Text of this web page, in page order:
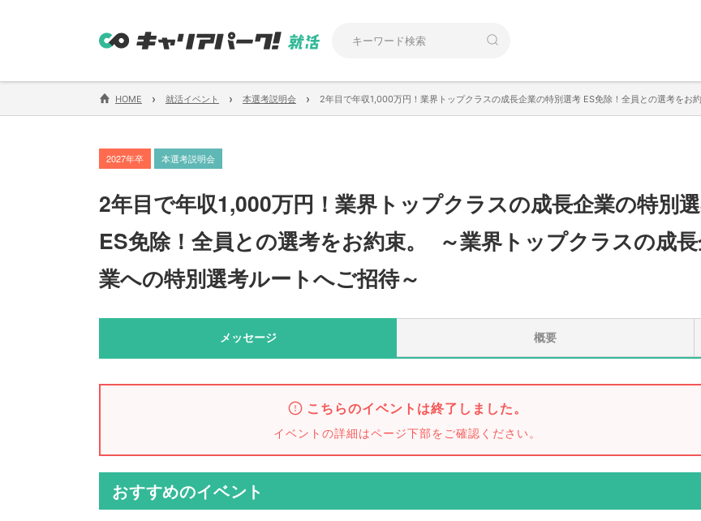
HOME › 就活イベント › 本選考説明会 › 2年目で年収1,000万円！業界トップクラスの成長企業の特別選考 ES免除！全員との選考をお
2027年卒 本選考説明会
2年目で年収1,000万円！業界トップクラスの成長企業の特別
ES免除！全員との選考をお約束。
～業界トップクラスの成
業への特別選考ルートへご招待～
メッセージ 概要
こちらのイベントは終了しました。
イベントの詳細はページ下部をご確認ください。
おすすめのイベント